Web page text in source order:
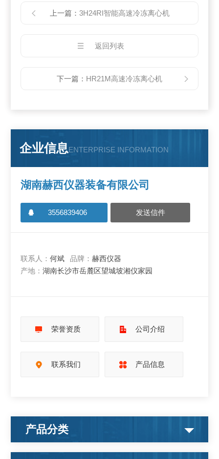
上一篇： 3H24RI智能高速冷冻离心机
返回列表
下一篇： HR21M高速冷冻离心机
企业信息ENTERPRISE INFORMATION
湖南赫西仪器装备有限公司
3556839406 发送信件
联系人：何斌 品牌：赫西仪器
产地：湖南长沙市岳麓区望城坡湘仪家园
荣誉资质 公司介绍
联系我们 产品信息
产品分类